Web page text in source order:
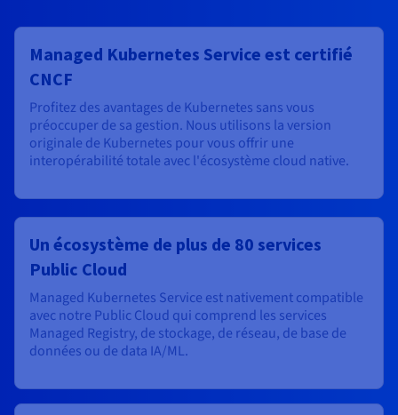
Managed Kubernetes Service est certifié
CNCF
Profitez des avantages de Kubernetes sans vous
préoccuper de sa gestion. Nous utilisons la version
originale de Kubernetes pour vous offrir une
interopérabilité totale avec l'écosystème cloud native.
Un écosystème de plus de 80 services
Public Cloud
Managed Kubernetes Service est nativement compatible
avec notre Public Cloud qui comprend les services
Managed Registry, de stockage, de réseau, de base de
données ou de data IA/ML.